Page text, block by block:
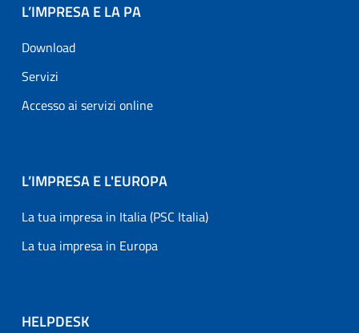
L’IMPRESA E LA PA
Download
Servizi
Accesso ai servizi online
L’IMPRESA E L'EUROPA
La tua impresa in Italia (PSC Italia)
La tua impresa in Europa
HELPDESK